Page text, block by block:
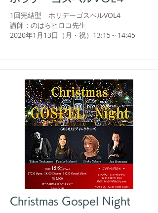
1回完結型 ホリデーゴスペルVOL4
講師：のはらヒロコ先生​
​2020年1月13日（月・祝）13:15～14:45​
Christmas Gospel Night